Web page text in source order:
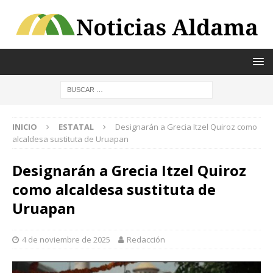
INICIO ESTATAL
Designarán a Grecia Itzel Quiroz como
alcaldesa sustituta de Uruapan
Designarán a Grecia Itzel Quiroz
como alcaldesa sustituta de
Uruapan
4 de noviembre de 2025 Redacción